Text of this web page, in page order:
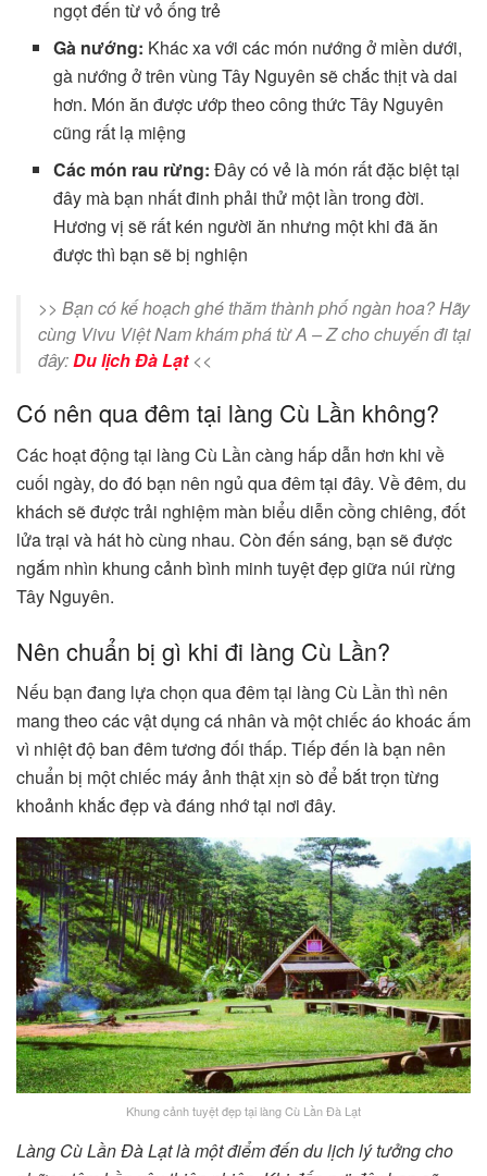
ngọt đến từ vỏ ống trẻ
Gà nướng: Khác xa với các món nướng ở miền dưới,
gà nướng ở trên vùng Tây Nguyên sẽ chắc thịt và dai
hơn. Món ăn được ướp theo công thức Tây Nguyên
cũng rất lạ miệng
Các món rau rừng: Đây có vẻ là món rất đặc biệt tại
đây mà bạn nhất đinh phải thử một lần trong đời.
Hương vị sẽ rất kén người ăn nhưng một khi đã ăn
được thì bạn sẽ bị nghiện
>> Bạn có kế hoạch ghé thăm thành phố ngàn hoa? Hãy
cùng Vivu Việt Nam khám phá từ A – Z cho chuyến đi tại
đây:Du lịch Đà Lạt<<
Có nên qua đêm tại làng Cù Lần không?
Các hoạt động tại làng Cù Lần càng hấp dẫn hơn khi về
cuối ngày, do đó bạn nên ngủ qua đêm tại đây. Về đêm, du
khách sẽ được trải nghiệm màn biểu diễn cồng chiêng, đốt
lửa trại và hát hò cùng nhau. Còn đến sáng, bạn sẽ được
ngắm nhìn khung cảnh bình minh tuyệt đẹp giữa núi rừng
Tây Nguyên.
Nên chuẩn bị gì khi đi làng Cù Lần?
Nếu bạn đang lựa chọn qua đêm tại làng Cù Lần thì nên
mang theo các vật dụng cá nhân và một chiếc áo khoác ấm
vì nhiệt độ ban đêm tương đối thấp. Tiếp đến là bạn nên
chuẩn bị một chiếc máy ảnh thật xịn sò để bắt trọn từng
khoảnh khắc đẹp và đáng nhớ tại nơi đây.
Khung cảnh tuyệt đẹp tại làng Cù Lần Đà Lạt
Làng Cù Lần Đà Lạt là một điểm đến du lịch lý tưởng cho